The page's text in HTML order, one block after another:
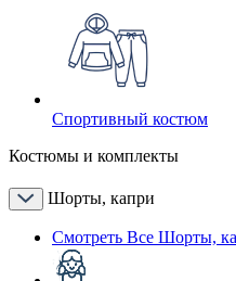
Спортивный костюм
Костюмы и комплекты
Шорты, капри
Смотреть Все Шорты,